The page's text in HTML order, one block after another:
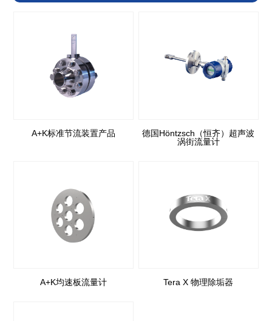
A+K标准节流装置产品
德国Höntzsch（恒齐）超声波
涡街流量计
A+K均速板流量计 Tera X 物理除垢器